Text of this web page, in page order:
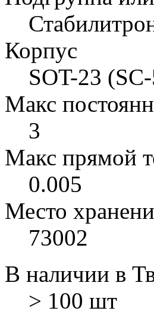
Корпус
SOT-23
Макс
3
Макс прямой
0.005
Место
73002
В наличии в
> 100 шт